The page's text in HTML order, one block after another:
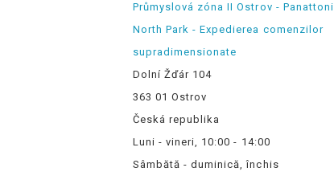
Průmyslová zóna II Ostrov - Panattoni
North Park - Expedierea comenzilor
supradimensionate
Dolní Žďár 104
363 01 Ostrov
Česká republika
Luni - vineri, 10:00 - 14:00
Sâmbătă - duminică, închis